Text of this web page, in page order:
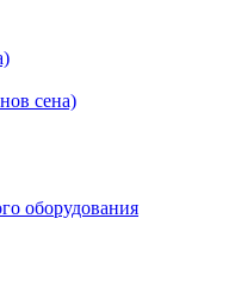
сена)
оборудования